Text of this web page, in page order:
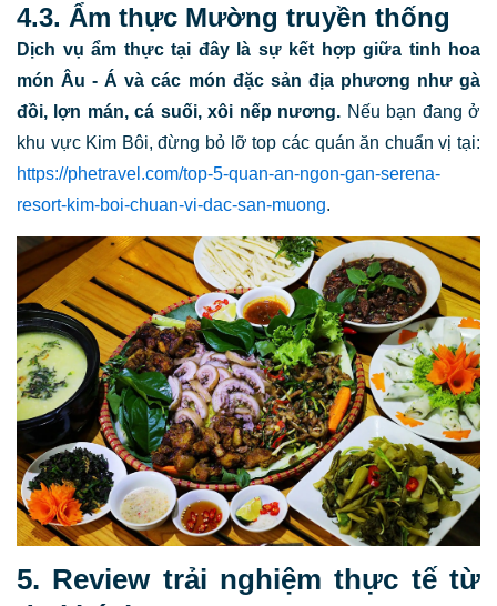
4.3. Ẩm thực Mường truyền thống
Dịch vụ ẩm thực tại đây là sự kết hợp giữa tinh hoa
món Âu - Á và các món đặc sản địa phương như gà
đồi, lợn mán, cá suối, xôi nếp nương. Nếu bạn đang ở
khu vực Kim Bôi, đừng bỏ lỡ top các quán ăn chuẩn vị tại:
https://phetravel.com/top-5-quan-an-ngon-gan-serena-
resort-kim-boi-chuan-vi-dac-san-muong.
5. Review trải nghiệm thực tế từ